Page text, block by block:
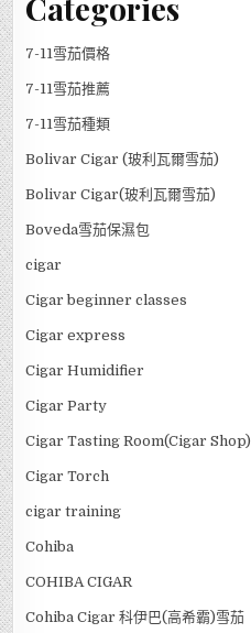
7-11雪茄價格
7-11雪茄推薦
7-11雪茄種類
Bolivar Cigar (玻利瓦爾雪茄)
Bolivar Cigar(玻利瓦爾雪茄)
Boveda雪茄保濕包
cigar
Cigar beginner classes
Cigar express
Cigar Humidifier
Cigar Party
Cigar Tasting Room(Cigar Shop)
Cigar Torch
cigar training
Cohiba
COHIBA CIGAR
Cohiba Cigar 科伊巴(高希霸)雪茄